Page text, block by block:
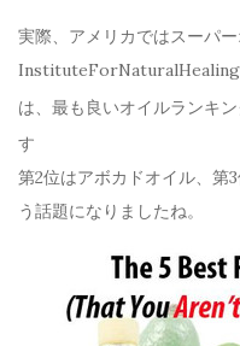
実際、アメリカではスーパ
は、最も良いオイルランキ
す
第2位はアボカドオイル、第
う話題になりましたね。